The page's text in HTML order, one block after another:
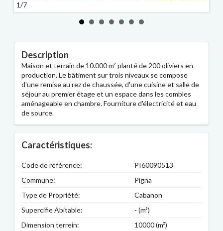
1/7
Description
Maison et terrain de 10.000 m² planté de 200 oliviers en
production. Le bâtiment sur trois niveaux se compose
d'une remise au rez de chaussée, d'une cuisine et salle de
séjour au premier étage et un espace dans les combles
aménageable en chambre. Fourniture d'électricité et eau
de source.
Caractéristiques:
Code de référence:
PI60090513
Commune:
Pigna
Type de Propriété:
Cabanon
Supercifie Abitable:
- (m²)
Dimension terrein:
10000 (m²)